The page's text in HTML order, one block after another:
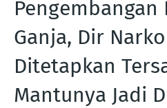
Pengembangan
Ganja, Dir
Ditetapkan
Mantunya Jadi